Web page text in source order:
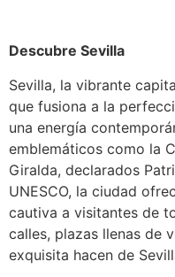
Descubre Sevilla
Sevilla, la vibrante
que fusiona a la
una energía
emblemáticos como la
Giralda, declarados
UNESCO, la ciudad
cautiva a visitantes de
calles, plazas llenas de
exquisita hacen de